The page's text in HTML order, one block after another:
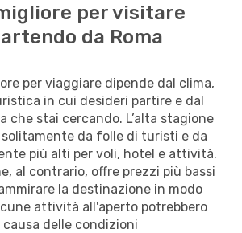
per visitare
da Roma
per viaggiare dipende dal clima,
in cui desideri partire e dal
che stai cercando. L’alta stagione
da folle di turisti e da
più alti per voli, hotel e attività.
al contrario, offre prezzi più bassi
la destinazione in modo
attività all'aperto potrebbero
delle condizioni